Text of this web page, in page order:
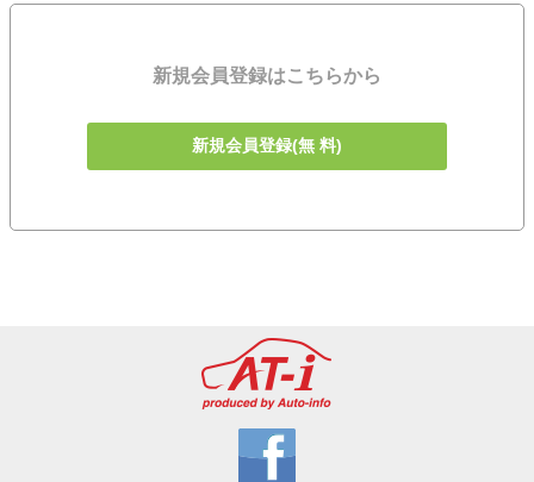
新規会員登録はこちらから
新規会員登録(無 料)